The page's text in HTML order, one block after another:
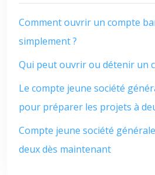
Comment ouvrir un compte
simplement ?
Qui peut ouvrir ou détenir un
Le compte jeune société
pour préparer les projets à
Compte jeune société
deux dès maintenant